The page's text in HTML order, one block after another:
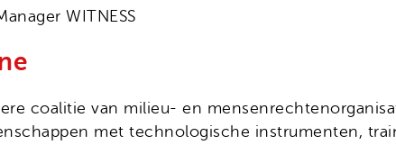
WITNESS
coalitie van milieu- en
met technologische instrumenten,